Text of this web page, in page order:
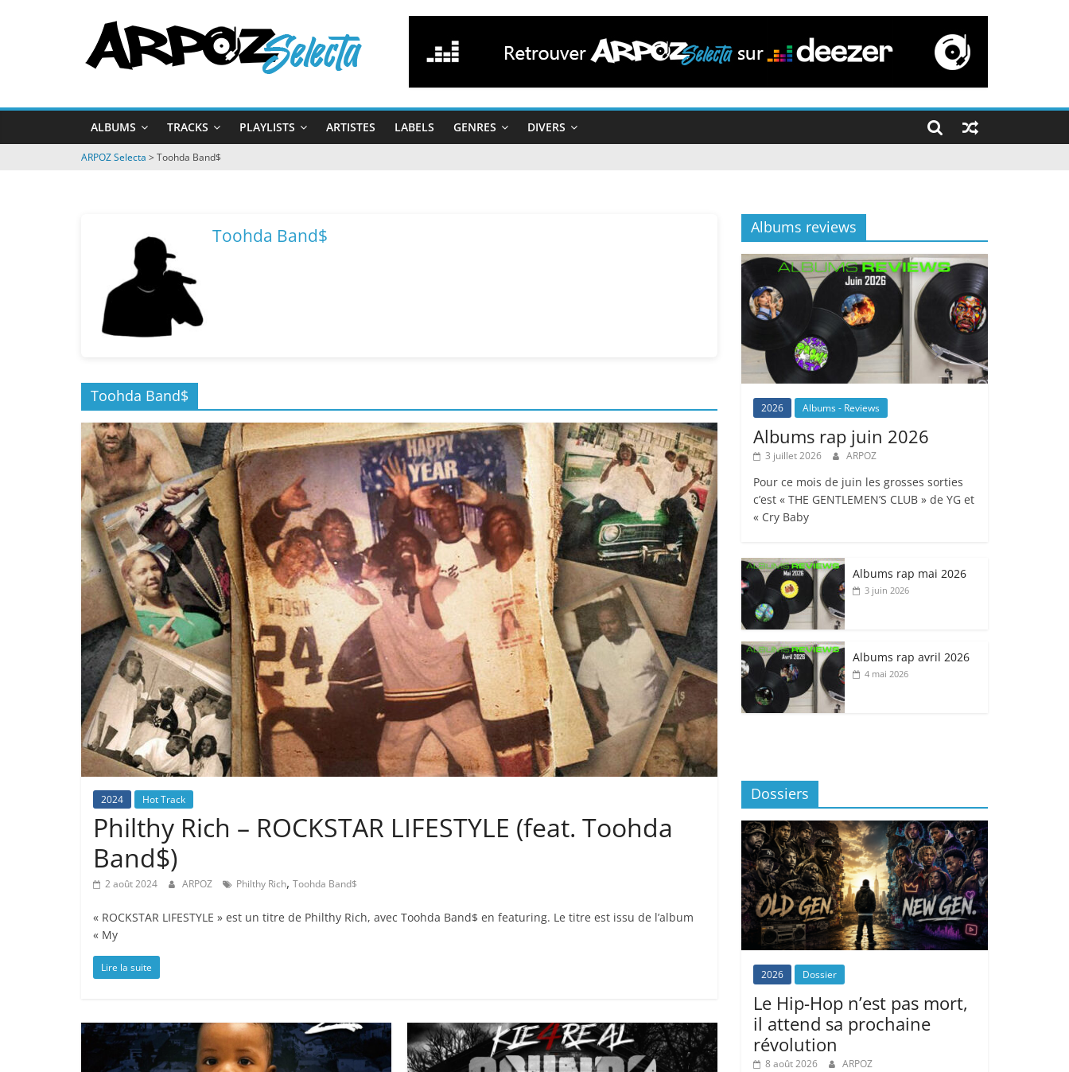
ARPOZ
Selecta
by
ARPOZ
&
ALBUMS TRACKS PLAYLISTS ARTISTES LABELS GENRES DIVERS
ARPOZ Selecta > Toohda Band$
Toohda Band$
Toohda Band$
2024 Hot Track
Philthy Rich – ROCKSTAR LIFESTYLE (feat. Toohda
Band$)
2 août 2024 ARPOZ Philthy Rich, Toohda Band$
« ROCKSTAR LIFESTYLE » est un titre de Philthy Rich, avec Toohda Band$ en featuring. Le titre est issu de l’album
« My
Lire la suite
Albums reviews
2026 Albums - Reviews
Albums rap juin 2026
3 juillet 2026 ARPOZ
Pour ce mois de juin les grosses sorties
c’est « THE GENTLEMEN’S CLUB » de YG et
« Cry Baby
Albums rap mai 2026
3 juin 2026
Albums rap avril 2026
4 mai 2026
Dossiers
2026 Dossier
Le Hip-Hop n’est pas mort,
il attend sa prochaine
révolution
8 août 2026 ARPOZ